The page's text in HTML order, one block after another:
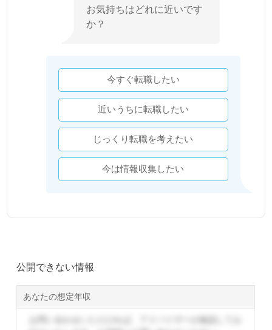
お気持ちはどれに近いです
か？
今すぐ転職したい
近いうちに転職したい
じっくり転職を考えたい
今は情報収集したい
公開できない情報
あなたの想定年収